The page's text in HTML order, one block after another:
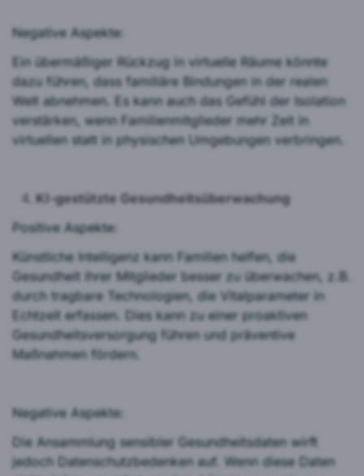
Negative Aspekte:
Ein übermäßiger Rückzug in virtuelle Räume könnte
dazu führen, dass familiäre Bindungen in der realen
Welt abnehmen. Es kann auch das Gefühl der Isolation
verstärken, wenn Familienmitglieder mehr Zeit in
virtuellen statt in physischen Umgebungen verbringen.
KI-gestützte Gesundheitsüberwachung
Positive Aspekte:
Künstliche Intelligenz kann Familien helfen, die
Gesundheit ihrer Mitglieder besser zu überwachen, z.B.
durch tragbare Technologien, die Vitalparameter in
Echtzeit erfassen. Dies kann zu einer proaktiven
Gesundheitsversorgung führen und präventive
Maßnahmen fördern.
Negative Aspekte:
Die Ansammlung sensibler Gesundheitsdaten wirft
jedoch Datenschutzbedenken auf. Wenn diese Daten